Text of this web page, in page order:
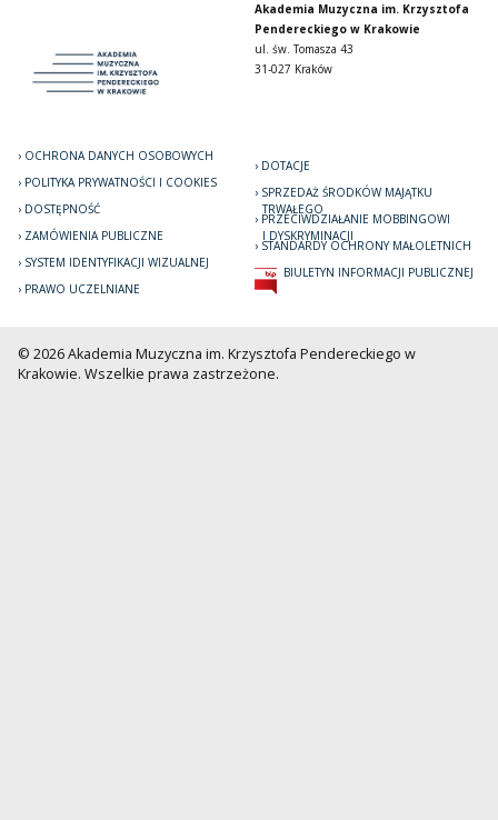
Akademia Muzyczna im. Krzysztofa
Pendereckiego w Krakowie
ul. św. Tomasza 43
31-027 Kraków
OCHRONA DANYCH OSOBOWYCH
POLITYKA PRYWATNOŚCI I COOKIES
DOSTĘPNOŚĆ
ZAMÓWIENIA PUBLICZNE
SYSTEM IDENTYFIKACJI WIZUALNEJ
PRAWO UCZELNIANE
DOTACJE
SPRZEDAŻ ŚRODKÓW MAJĄTKU
TRWAŁEGO
PRZECIWDZIAŁANIE MOBBINGOWI
I DYSKRYMINACJI
STANDARDY OCHRONY MAŁOLETNICH
BIULETYN INFORMACJI PUBLICZNEJ
© 2026 Akademia Muzyczna im. Krzysztofa Pendereckiego w
Krakowie. Wszelkie prawa zastrzeżone.